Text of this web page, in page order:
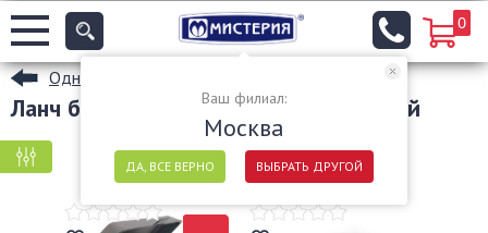
Ваш филиал:
Москва
ДА, ВСЕ ВЕРНО ВЫБРАТЬ ДРУГОЙ
0
Одноразовые пищевые контейнеры
Ланч боксы одноразовые цвет черный